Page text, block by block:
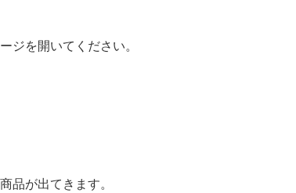
ジを開いてください。
品が出てきます。